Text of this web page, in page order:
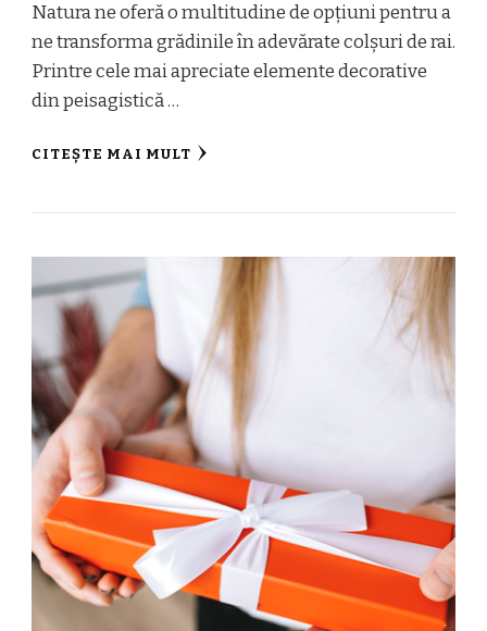
Natura ne oferă o multitudine de opțiuni pentru a
ne transforma grădinile în adevărate colșuri de rai.
Printre cele mai apreciate elemente decorative
din peisagistică …
CITEȘTE MAI MULT